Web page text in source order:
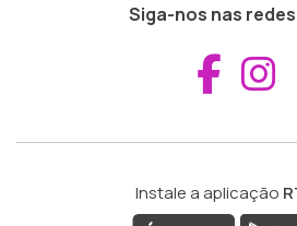
Siga-nos nas
Instale a aplicação